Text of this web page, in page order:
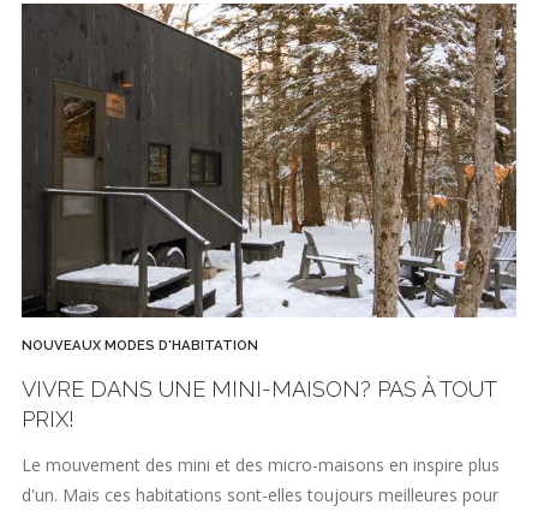
NOUVEAUX MODES D'HABITATION
VIVRE DANS UNE MINI-MAISON? PAS À TOUT
PRIX!
Le mouvement des mini et des micro-maisons en inspire plus
d'un. Mais ces habitations sont-elles toujours meilleures pour